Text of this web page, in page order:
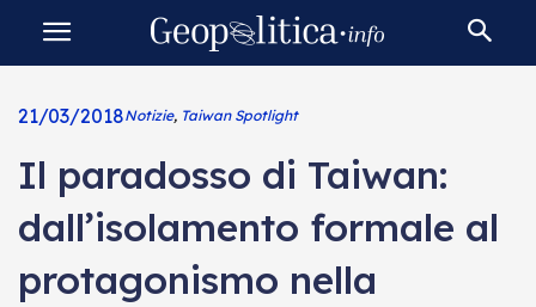
21/03/2018Notizie, Taiwan Spotlight
Il paradosso di Taiwan:
dall’isolamento formale al
protagonismo nella